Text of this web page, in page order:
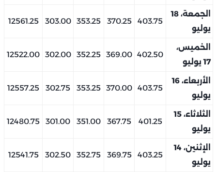
الجمعة، 18
يوليو
403.75
370.25
353.25
303.00
12561.25
الخميس،
17 يوليو
402.50
369.00
352.25
302.00
12522.00
الأربعاء، 16
يوليو
403.75
370.00
353.25
302.75
12557.25
الثلاثاء، 15
يوليو
401.25
367.75
351.00
301.00
12480.75
الإثنين، 14
يوليو
403.25
369.75
352.75
302.50
12541.75